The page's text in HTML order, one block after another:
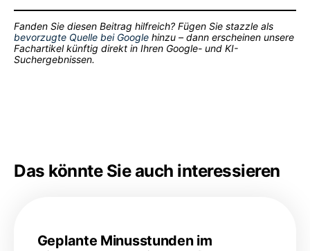
Fanden Sie diesen Beitrag hilfreich? Fügen Sie stazzle als
bevorzugte Quelle bei Google hinzu – dann erscheinen unsere
Fachartikel künftig direkt in Ihren Google- und KI-
Suchergebnissen.
Das könnte Sie auch interessieren
Geplante Minusstunden im